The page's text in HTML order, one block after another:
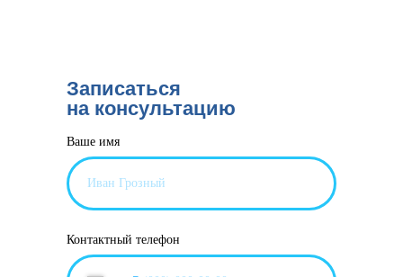
Ваше имя
Контактный телефон
Записаться
на консультацию